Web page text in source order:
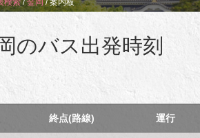
検索/金岡 /案内板
のバス出発時刻
終点(路線) 運行